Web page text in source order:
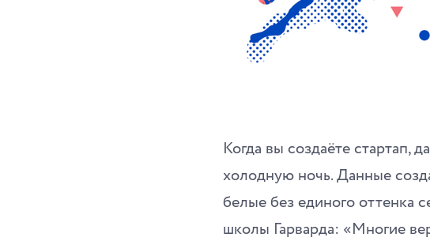
Когда вы создаёте стартап,
холодную ночь. Данные
белые без единого оттенка
школы Гарварда: «Многие